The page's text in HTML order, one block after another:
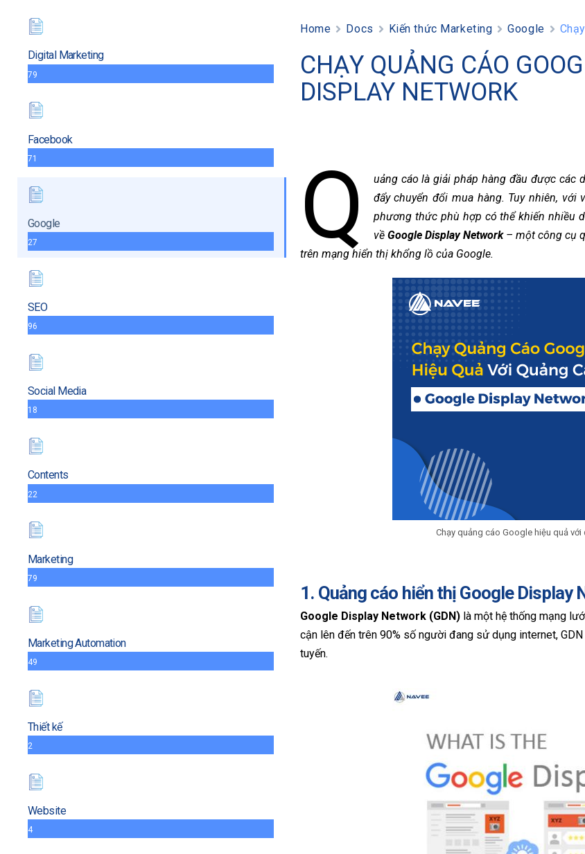
Digital Marketing
79
Facebook
71
Google
27
SEO
96
Social Media
18
Contents
22
Marketing
79
Marketing Automation
49
Thiết kế
2
Website
4
Home Docs Kiến thức Marketing Google
CHẠY QUẢNG CÁO
DISPLAY NETWORK
Q
uảng cáo là giải pháp hàng đầu được các
đẩy chuyển đổi mua hàng. Tuy nhiên,
phương thức phù hợp có thể khiến nhiều
về Google Display Network– một công cụ
trên mạng hiển thị khổng lồ của Google.
Chạy quảng cáo Google hiệu quả
1. Quảng cáo hiển thị Google Display
Google Display Network (GDN) là một hệ thống mạng
cận lên đến trên 90% số người đang sử dụng internet,
tuyến.